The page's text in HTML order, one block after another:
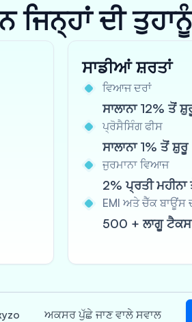
ਦੀ
ਸਾਡੀਆਂ ਸ਼ਰਤਾਂ
ਵਿਆਜ ਦਰਾਂ
ਸਾਲਾਨਾ 12% ਤੋਂ
ਪ੍ਰੋਸੈਸਿੰਗ ਫੀਸ
ਸਾਲਾਨਾ 1% ਤੋਂ ਸ਼ੁਰੂ
ਜੁਰਮਾਨਾ ਵਿਆਜ
2% ਪ੍ਰਤੀ
EMI ਅਤੇ ਚੈੱਕ ਬਾਊਂਸ
500 + ਲਾਗੂ ਟੈਕਸ
ਅਕਸਰ ਪੁੱਛੇ ਜਾਣ ਵਾਲੇ ਸਵਾਲ